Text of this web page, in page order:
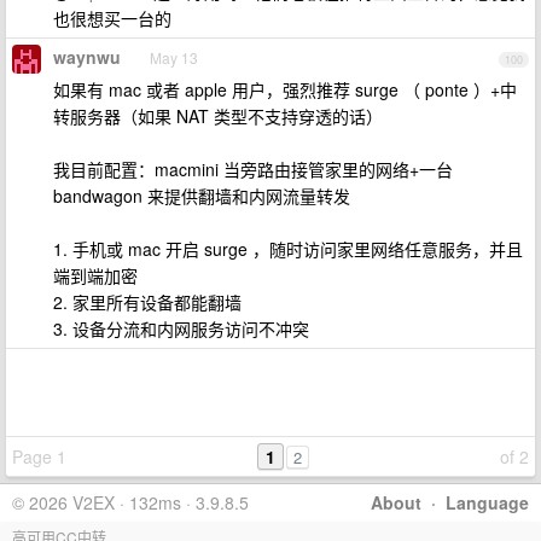
也很想买一台的
100
waynwu May 13
如果有 mac 或者 apple 用户，强烈推荐 surge （ ponte ）+中
转服务器（如果 NAT 类型不支持穿透的话）
我目前配置：macmini 当旁路由接管家里的网络+一台
bandwagon 来提供翻墙和内网流量转发
1. 手机或 mac 开启 surge ，随时访问家里网络任意服务，并且
端到端加密
2. 家里所有设备都能翻墙
3. 设备分流和内网服务访问不冲突
Page 1 of 2
1 2
About · Language
© 2026 V2EX · 132ms · 3.9.8.5
高可用CC中转